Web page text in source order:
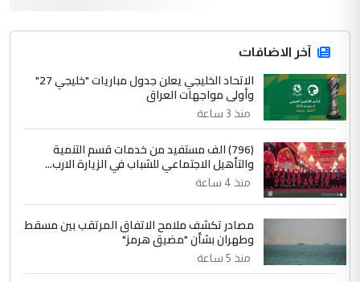
جنسية الرافد الثالث للعراق ومن اصول عريقة
ابا فرات ...
الموضوع :
الجواهري يرد على صدام حسين سل
مضجعيك يابن الزنا (نص كامل)
سردار
التعليق : واحد من عصابة علي ماما يسقط
جنسية الرافد الثالث للعراق ومن اصول عريقة
ابا فرات ...
الجواهري يرد على صدام حسين سل
مضجعيك يابن الزنا (نص كامل)
آخر الاضافات
الاتحاد الخليجي يعلن جدول مباريات "خليجي 27"
وأولى مواجهات العراق
منذ 3 ساعة
(796) الف مستفيد من خدمات قسم التنمية
والتأهيل الاجتماعي للشباب في الزيارة الارب...
منذ 4 ساعة
مصادر تكشف ملامح الاتفاق المرتقب بين مسقط
وطهران بشأن "مضيق هرمز"
منذ 5 ساعة